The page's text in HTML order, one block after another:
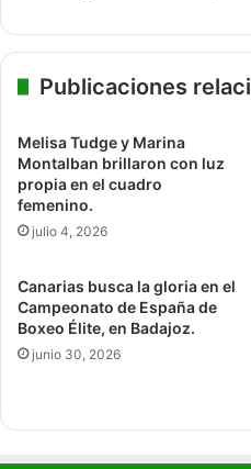
Publicaciones
Melisa Tudge y Marina
Montalban brillaron con luz
propia en el cuadro
femenino.
julio 4, 2026
Canarias busca la gloria en el
Campeonato de España de
Boxeo Élite, en Badajoz.
junio 30, 2026